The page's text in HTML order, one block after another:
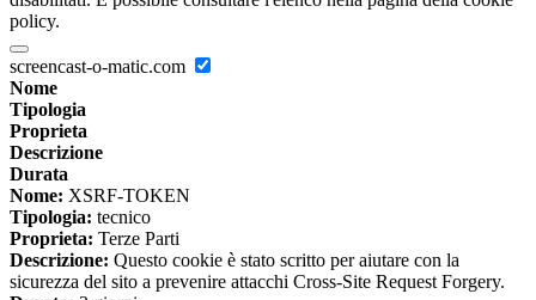
policy.
screencast-o-matic.com
Nome
Tipologia
Proprieta
Descrizione
Durata
Nome: XSRF-TOKEN
Tipologia: tecnico
Proprieta: Terze Parti
Descrizione: Questo cookie è stato scritto per aiutare con la
sicurezza del sito a prevenire attacchi Cross-Site Request Forgery.